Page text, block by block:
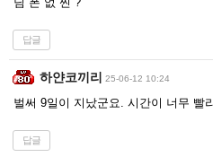
답글
하얀코끼리 25-06-12 10:24
벌써 9일이 지났군요. 시간이 너무 빨
답글